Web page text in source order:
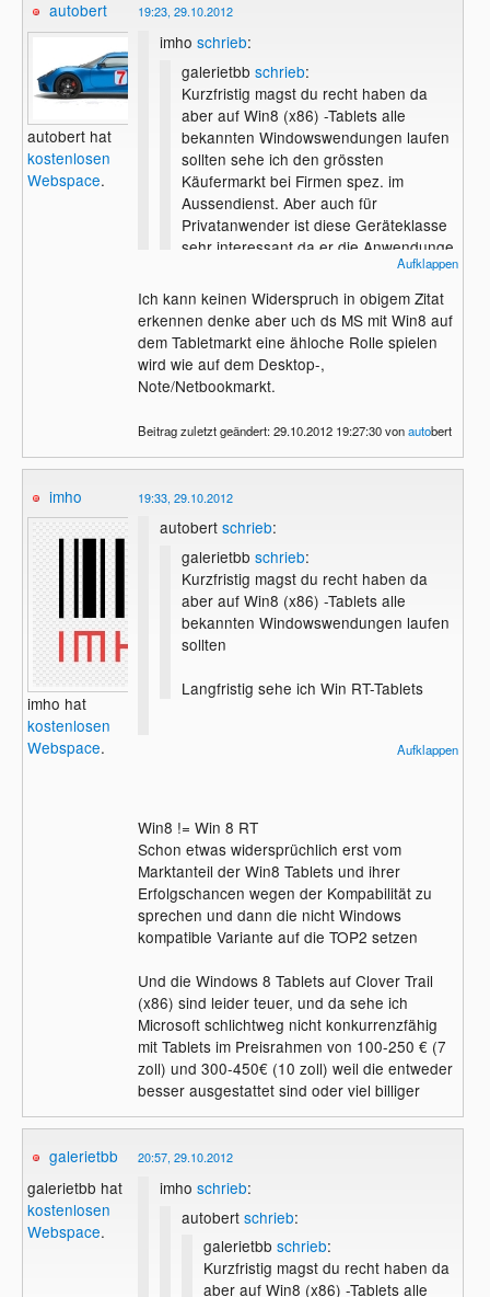
autobert
autobert hat
kostenlosen
Webspace.
19:23, 29.10.2012
imho schrieb:
galerietbb schrieb:
Kurzfristig magst du recht haben da
aber auf Win8 (x86) -Tablets alle
bekannten Windowswendungen laufen
sollten sehe ich den grössten
Käufermarkt bei Firmen spez. im
Aussendienst. Aber auch für
Privatanwender ist diese Geräteklasse
sehr interessant da er die Anwendunge
Langfristig sehe ich Win8 Win RT-
Tablets daher in den Top 2. Apple, das
derzeit dominiert, wird zurückfallen und
muss froh sein wenn es in den Top 3
bleibt.
Du widersprichst dir in deiner Aussage
gerade selbst :-)
Aufklappen
Ich kann keinen Widerspruch in obigem Zitat
erkennen denke aber uch ds MS mit Win8 auf
dem Tabletmarkt eine ähloche Rolle spielen
wird wie auf dem Desktop-,
Note/Netbookmarkt.
Beitrag zuletzt geändert: 29.10.2012 19:27:30 vonautobert
imho
imho hat
kostenlosen
Webspace.
19:33, 29.10.2012
autobert schrieb:
galerietbb schrieb:
Kurzfristig magst du recht haben da
aber auf Win8 (x86) -Tablets alle
bekannten Windowswendungen laufen
sollten
Langfristig sehe ich Win RT-Tablets
Aufklappen
Win8 != Win 8 RT
Schon etwas widersprüchlich erst vom
Marktanteil der Win8 Tablets und ihrer
Erfolgschancen wegen der Kompabilität zu
sprechen und dann die nicht Windows
kompatible Variante auf die TOP2 setzen
Und die Windows 8 Tablets auf Clover Trail
(x86) sind leider teuer, und da sehe ich
Microsoft schlichtweg nicht konkurrenzfähig
mit Tablets im Preisrahmen von 100-250 € (7
zoll) und 300-450€ (10 zoll) weil die entweder
besser ausgestattet sind oder viel billiger
galerietbb
galerietbb hat
kostenlosen
Webspace.
20:57, 29.10.2012
imho schrieb:
autobert schrieb:
galerietbb schrieb:
Kurzfristig magst du recht haben da
aber auf Win8 (x86) -Tablets alle